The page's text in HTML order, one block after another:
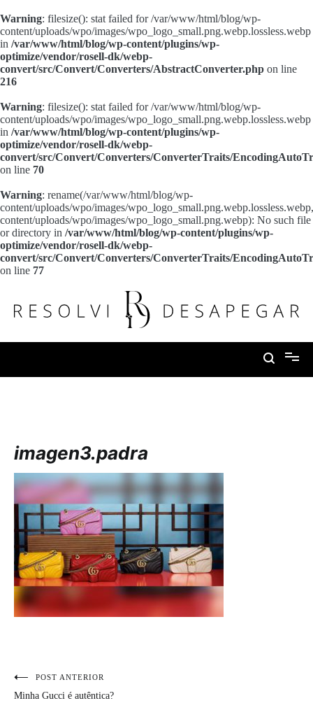
Warning: filesize(): stat failed for /var/www/html/blog/wp-
content/uploads/wpo/images/wpo_logo_small.png.webp.lossless.webp
in /var/www/html/blog/wp-content/plugins/wp-
optimize/vendor/rosell-dk/webp-
convert/src/Convert/Converters/AbstractConverter.php on line
216
Warning: filesize(): stat failed for /var/www/html/blog/wp-
content/uploads/wpo/images/wpo_logo_small.png.webp.lossless.webp
in /var/www/html/blog/wp-content/plugins/wp-
optimize/vendor/rosell-dk/webp-
convert/src/Convert/Converters/ConverterTraits/
on line 70
Warning: rename(/var/www/html/blog/wp-
content/uploads/wpo/images/
content/uploads/wpo/images/wpo_logo_small.png.webp): No such file
or directory in /var/www/html/blog/wp-content/plugins/wp-
optimize/vendor/rosell-dk/webp-
convert/src/Convert/Converters/ConverterTraits/
on line 77
conteúdo
Resolvi Desapegar
imagen3.padra
Navegação
POST ANTERIOR
Minha Gucci é autêntica?